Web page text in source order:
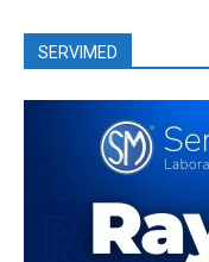
SERVIMED